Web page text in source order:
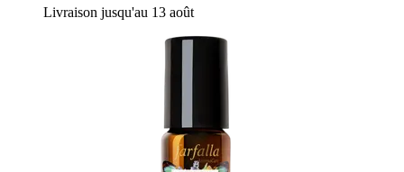
Livraison jusqu'au 13 août